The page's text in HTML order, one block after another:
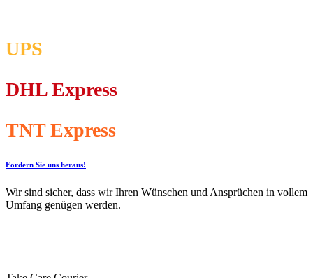
UPS
DHL Express
TNT Express
Fordern Sie uns heraus!
Wir sind sicher, dass wir Ihren Wünschen und Ansprüchen in vollem
Umfang genügen werden.